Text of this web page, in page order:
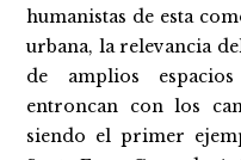
humanistas de esta
urbana, la relevancia
de amplios
entroncan con los
siendo el primer